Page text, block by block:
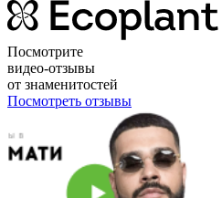
Посмотрите
видео-отзывы
от знаменитостей
Посмотреть отзывы